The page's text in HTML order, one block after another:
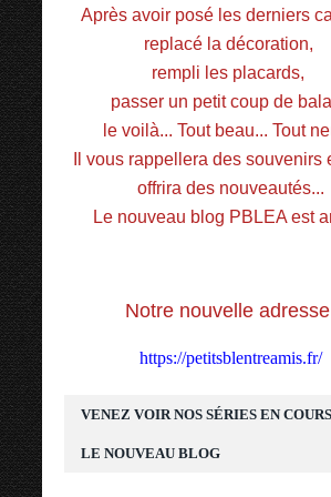
VENEZ VOIR NOS SÉRIES EN
LE NOUVEAU BLOG
Après avoir posé les derniers
replacé la décoration,
rempli les placards,
passer un petit coup de
le voilà... Tout beau... Tout
Il vous rappellera des souvenirs
offrira des nouveautés...
Le nouveau blog PBLEA est
Notre nouvelle
https://petitsblentreamis.fr/